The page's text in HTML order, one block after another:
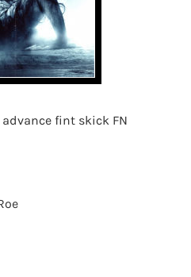
fint skick FN